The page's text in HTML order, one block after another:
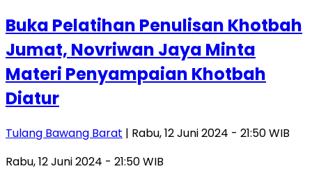
Buka Pelatihan Penulisan Khotbah
Jumat, Novriwan Jaya Minta
Materi Penyampaian Khotbah
Diatur
Tulang Bawang Barat | Rabu, 12 Juni 2024 - 21:50 WIB
Rabu, 12 Juni 2024 - 21:50 WIB